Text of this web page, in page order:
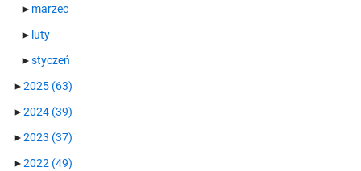
► marzec
► luty
►styczeń
►2025 (63)
►2024 (39)
►2023 (37)
►2022 (49)